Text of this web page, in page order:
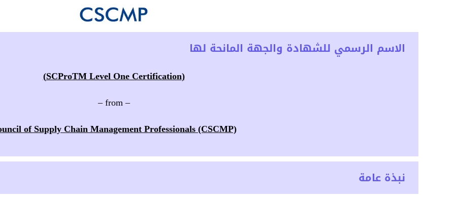
الاسم الرسمي للشهادة والجهة المانحة لها
(SCProTM Level One Certification)
– from –
of Supply Chain Management Professionals (CSCMP)
نبذة عامة